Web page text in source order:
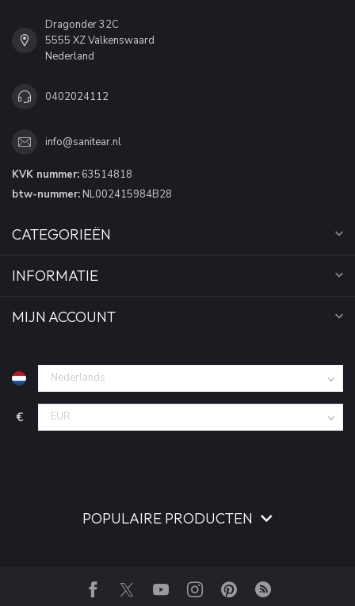
Dragonder 32C
5555 XZ Valkenswaard
Nederland
0402024112
info@sanitear.nl
KVK nummer: 63514818
btw-nummer: NL002415984B28
CATEGORIEËN
INFORMATIE
MIJN ACCOUNT
€
POPULAIRE PRODUCTEN